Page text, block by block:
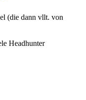
(die dann vllt. von
Headhunter